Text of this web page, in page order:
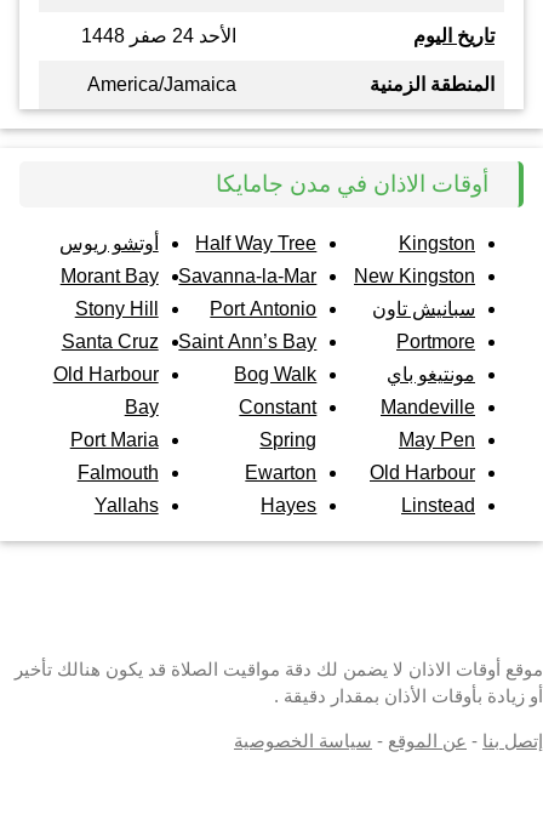
تاريخ اليوم الأحد 24 صفر 1448
المنطقة الزمنية America/Jamaica
أوقات الاذان في مدن جامايكا
Kingston
New Kingston
سبانيش تاون
Portmore
مونتيغو باي
Mandeville
May Pen
Old Harbour
Linstead
Half Way Tree
Savanna-la-Mar
Port Antonio
Saint Ann’s Bay
Bog Walk
Constant
Spring
Ewarton
Hayes
أوتشو ريوس
Morant Bay
Stony Hill
Santa Cruz
Old Harbour
Bay
Port Maria
Falmouth
Yallahs
موقع أوقات الاذان لا يضمن لك دقة مواقيت الصلاة قد يكون هنالك تأخير
أو زيادة بأوقات الأذان بمقدار دقيقة .
إتصل بنا - عن الموقع - سياسة الخصوصية